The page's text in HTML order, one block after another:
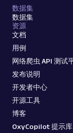
数据集
数据集
资源
文档
用例
网络爬虫 API 测试
发布说明
开发者中心
开源工具
博客
OxyCopilot 提示库